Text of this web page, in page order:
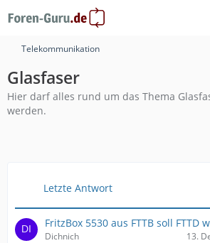
Telekommunikation
Glasfaser
Hier darf alles rund um das Thema
werden.
Letzte Antwort
FritzBox 5530 aus FTTB soll FTTD
Dichnich
13.